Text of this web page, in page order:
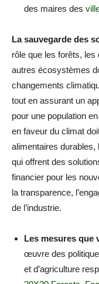
des maires des
La sauvegarde des
rôle que les forêts,
autres écosystèmes
changements
tout en assurant un
pour une population
en faveur du climat
alimentaires
qui offrent des
financier pour les
la transparence,
de l’industrie.
Les mesures que
œuvre des
et d’agriculture